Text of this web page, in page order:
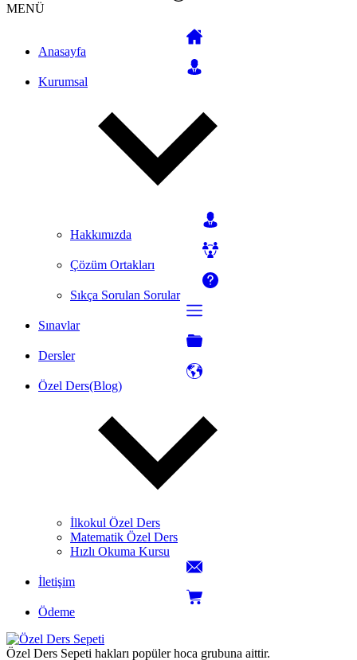
MENÜ
Anasayfa
Kurumsal
Hakkımızda
Çözüm Ortakları
Sıkça Sorulan Sorular
Sınavlar
Dersler
Özel Ders(Blog)
İlkokul Özel Ders
Matematik Özel Ders
Hızlı Okuma Kursu
İletişim
Ödeme
Özel Ders Sepeti hakları popüler hoca grubuna aittir.